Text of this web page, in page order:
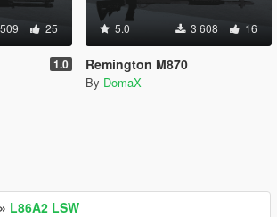
25
1.0
5.0 3 608 16
Remington M870
By DomaX
» L86A2 LSW